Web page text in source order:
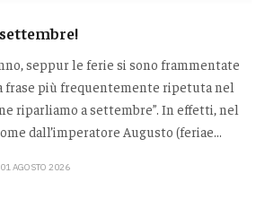
seppur le ferie si sono frammentate
frase più frequentemente ripetuta nel
riparliamo a settembre”. In effetti, nel
dall’imperatore Augusto (feriae...
01 AGOSTO 2026